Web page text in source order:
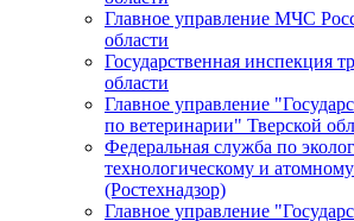
Главное управление МЧС
области
Государственная инспекция
области
Главное управление
по ветеринарии" Тверской
Федеральная служба по
технологическому и
(Ростехнадзор)
Главное управление